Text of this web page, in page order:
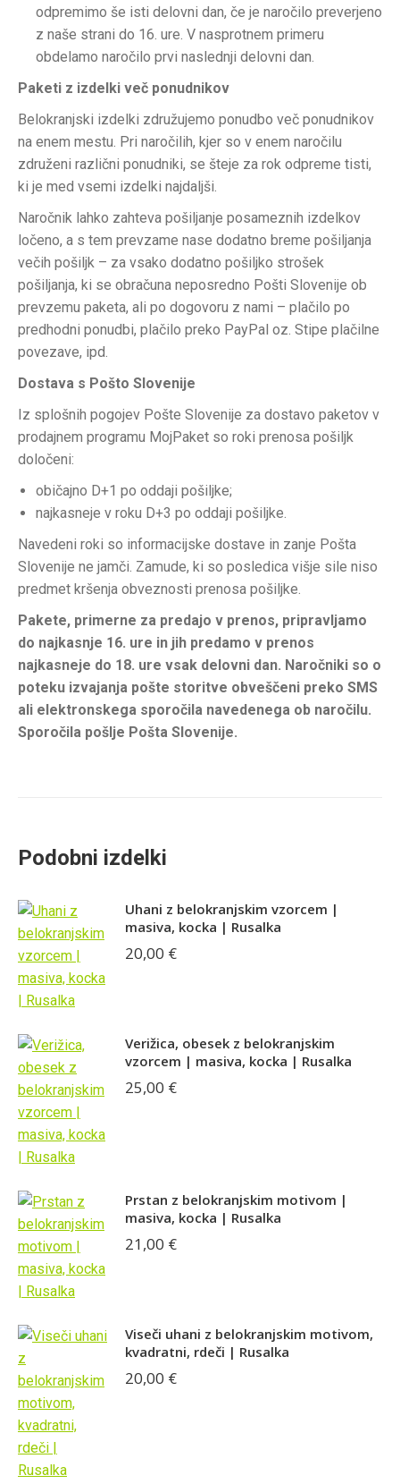
odpremimo še isti delovni dan, če je naročilo preverjeno
z naše strani do 16. ure. V nasprotnem primeru
obdelamo naročilo prvi naslednji delovni dan.
Paketi z izdelki več ponudnikov
Belokranjski izdelki združujemo ponudbo več ponudnikov
na enem mestu. Pri naročilih, kjer so v enem naročilu
združeni različni ponudniki, se šteje za rok odpreme tisti,
ki je med vsemi izdelki najdaljši.
Naročnik lahko zahteva pošiljanje posameznih izdelkov
ločeno, a s tem prevzame nase dodatno breme pošiljanja
večih pošiljk – za vsako dodatno pošiljko strošek
pošiljanja, ki se obračuna neposredno Pošti Slovenije ob
prevzemu paketa, ali po dogovoru z nami – plačilo po
predhodni ponudbi, plačilo preko PayPal oz. Stipe plačilne
povezave, ipd.
Dostava s Pošto Slovenije
Iz splošnih pogojev Pošte Slovenije za dostavo paketov v
prodajnem programu MojPaket so roki prenosa pošiljk
določeni:
običajno D+1 po oddaji pošiljke;
najkasneje v roku D+3 po oddaji pošiljke.
Navedeni roki so informacijske dostave in zanje Pošta
Slovenije ne jamči. Zamude, ki so posledica višje sile niso
predmet kršenja obveznosti prenosa pošiljke.
Pakete, primerne za predajo v prenos, pripravljamo
do najkasnje 16. ure in jih predamo v prenos
najkasneje do 18. ure vsak delovni dan. Naročniki so o
poteku izvajanja pošte storitve obveščeni preko SMS
ali elektronskega sporočila navedenega ob naročilu.
Sporočila pošlje Pošta Slovenije.
Podobni izdelki
Uhani z belokranjskim vzorcem |
masiva, kocka | Rusalka
20,00 €
Verižica, obesek z belokranjskim
vzorcem | masiva, kocka | Rusalka
25,00 €
Prstan z belokranjskim motivom |
masiva, kocka | Rusalka
21,00 €
Viseči uhani z belokranjskim motivom,
kvadratni, rdeči | Rusalka
20,00 €